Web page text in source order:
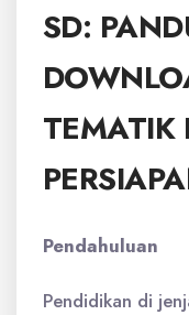
SD:
TEMATIK
Pendahuluan
Pendidikan di